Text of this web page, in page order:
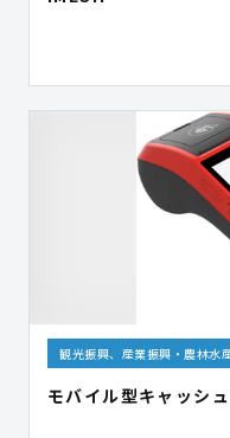
観光振興、産業振興・農林水
モバイル型キャッシ